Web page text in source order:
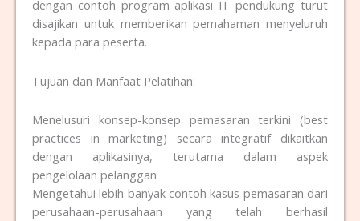
dengan contoh program aplikasi IT pendukung turut
disajikan untuk memberikan pemahaman menyeluruh
kepada para peserta.
Tujuan dan Manfaat Pelatihan:
Menelusuri konsep-konsep pemasaran terkini (best
practices in marketing) secara integratif dikaitkan
dengan aplikasinya, terutama dalam aspek
pengelolaan pelanggan
Mengetahui lebih banyak contoh kasus pemasaran dari
perusahaan-perusahaan yang telah berhasil